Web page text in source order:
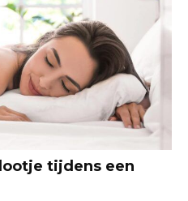
tijdens een